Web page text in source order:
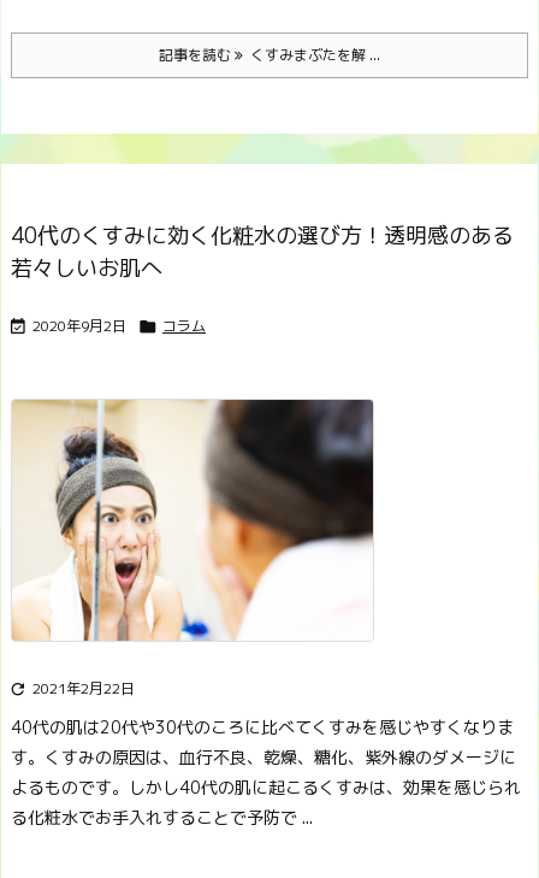
記事を読む くすみまぶたを解 ...
40代のくすみに効く化粧水の選び方！透明感のある
若々しいお肌へ
 2020年9月2日  コラム
 2021年2月22日
40代の肌は20代や30代のころに比べてくすみを感じやすくなりま
す。くすみの原因は、血行不良、乾燥、糖化、紫外線のダメージに
よるものです。 しかし40代の肌に起こるくすみは、効果を感じられ
る化粧水でお手入れすることで予防で ...